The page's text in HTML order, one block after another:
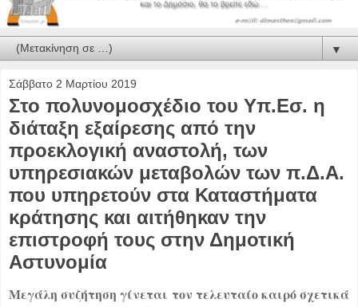
▼
Σάββατο 2 Μαρτίου 2019
Στο πολυνομοσχέδιο του Υπ.Εσ. η
διάταξη εξαίρεσης από την
προεκλογική αναστολή, των
υπηρεσιακών μεταβολών των π.Δ.Α.
που υπηρετούν στα Καταστήματα
κράτησης και αιτήθηκαν την
επιστροφή τους στην Δημοτική
Αστυνομία
Μεγάλη συζήτηση γίνεται τον τελευταίο καιρό σχετικά